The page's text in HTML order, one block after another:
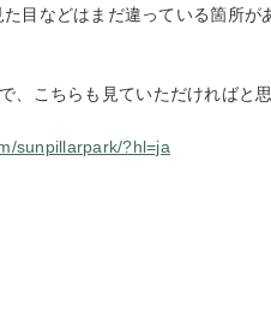
目などはまだ違っている箇所が
、こちらも見ていただければと
sunpillarpark/?hl=ja